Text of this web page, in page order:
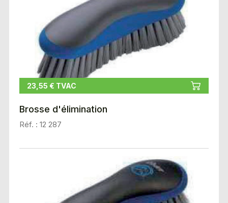
23,55 € TVAC
Brosse d'élimination
Réf. : 12 287